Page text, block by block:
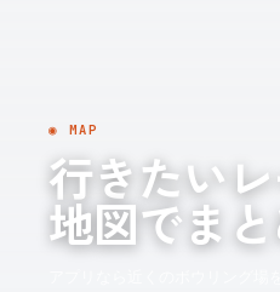
◉ MAP
行きたいレ
地図でまと